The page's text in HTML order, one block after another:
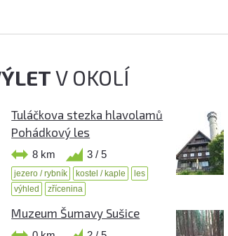
V OKOLÍ
Tuláčkova stezka hlavolamů
Pohádkový les
8 km 3 / 5
jezero / rybník kostel / kaple
les
výhled
zřícenina
Muzeum Šumavy Sušice